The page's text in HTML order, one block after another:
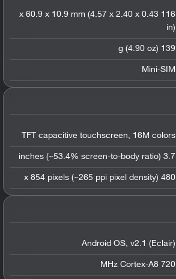
116 x 60.9 x 10.9 mm (4.57 x 2.40 x 0.43
in)
139 g (4.90 oz)
Mini-SIM
TFT capacitive touchscreen, 16M colors
3.7 inches (~53.4% screen-to-body ratio)
480 x 854 pixels (~265 ppi pixel density)
Android OS, v2.1 (Eclair)
720 MHz Cortex-A8